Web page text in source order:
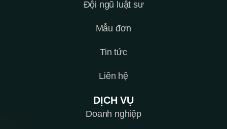
Đội ngũ luật sư
Mẫu đơn
Tin tức
Liên hệ
DỊCH VỤ
Doanh nghiệp